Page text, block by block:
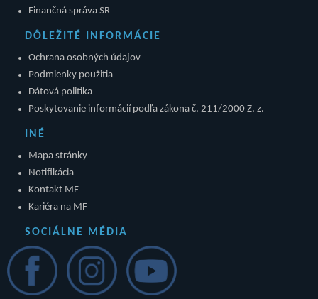
Finančná správa SR
DÔLEŽITÉ INFORMÁCIE
Ochrana osobných údajov
Podmienky použitia
Dátová politika
Poskytovanie informácií podľa zákona č. 211/2000 Z. z.
INÉ
Mapa stránky
Notifikácia
Kontakt MF
Kariéra na MF
SOCIÁLNE MÉDIA